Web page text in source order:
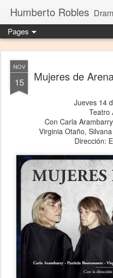
Humberto Robles
Pages
NOV
15 Mujeres de
Jueves 14
Teatro
Con Carla
Virginia Otaño,
Dirección: